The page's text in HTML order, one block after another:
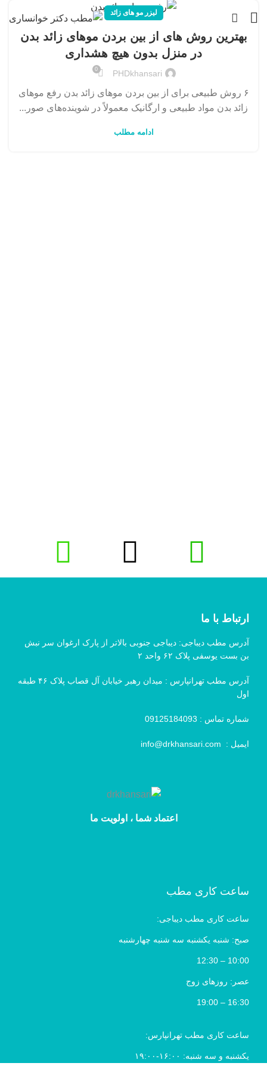
لیزر مو های زائد
بهترین روش های از بین بردن موهای زائد بدن
در منزل بدون هیچ هشداری
PHDkhansari
0
۶ روش طبیعی برای از بین بردن موهای زائد بدن رفع موهای
زائد بدن مواد طبیعی و ارگانیک معمولاً در شوینده‌های صور...
ادامه مطلب
ارتباط با ما
آدرس مطب دیباجی: دیباجی جنوبی بالاتر از پارک ارغوان سر نبش
بن بست یوسفی پلاک ۶۲ واحد ۲
آدرس مطب تهرانپارس : میدان رهبر خیابان آل قصاب پلاک ۴۶ طبقه
اول
شماره تماس :
ایمیل : info@drkhansari.com
اعتماد شما ، اولویت ما
ساعت کاری مطب
ساعت کاری مطب دیباجی:
صبح: شنبه یکشنبه سه شنبه چهارشنبه
10:00 – 12:30
عصر: روزهای زوج
16:30 – 19:00
ساعت کاری مطب تهرانپارس:
یکشنبه و سه شنبه: ۱۶:۰۰-۱۹:۰۰